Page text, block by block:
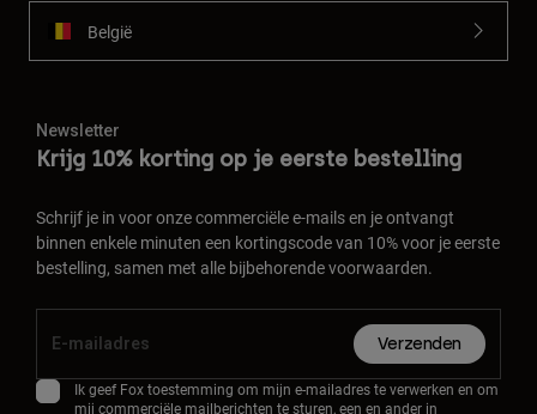
België
Newsletter
Krijg 10% korting op je eerste bestelling
Schrijf je in voor onze commerciële e-mails en je ontvangt
binnen enkele minuten een kortingscode van 10% voor je eerste
bestelling, samen met alle bijbehorende voorwaarden.
Verzenden
Ik geef Fox toestemming om mijn e-mailadres te verwerken en om
mij commerciële mailberichten te sturen, een en ander in